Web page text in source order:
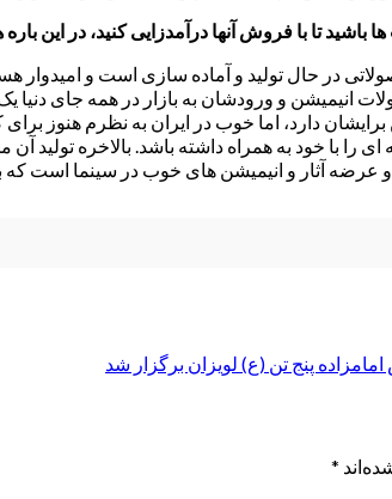
تا با فروش آنها درآمدزایی کنید، در این باره
در حال تولید و آماده سازی است و
انیمیشن و ورودشان به بازار در همه جای
دارد، اما خوب در ایران به نظرم هنوز برای
را با خود به همراه داشته باشد. بالاخره تولید
عرضه آثار و انیمیشن های خوب در سینما است که
پنج تن (ع) لویزان برگزار شد
*